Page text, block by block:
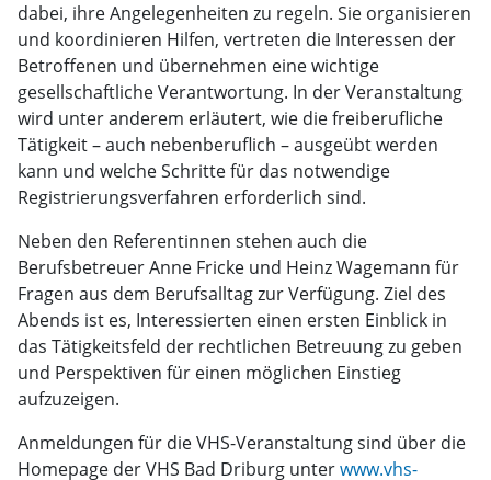
dabei, ihre Angelegenheiten zu regeln. Sie organisieren
und koordinieren Hilfen, vertreten die Interessen der
Betroffenen und übernehmen eine wichtige
gesellschaftliche Verantwortung. In der Veranstaltung
wird unter anderem erläutert, wie die freiberufliche
Tätigkeit – auch nebenberuflich – ausgeübt werden
kann und welche Schritte für das notwendige
Registrierungsverfahren erforderlich sind.
Neben den Referentinnen stehen auch die
Berufsbetreuer Anne Fricke und Heinz Wagemann für
Fragen aus dem Berufsalltag zur Verfügung. Ziel des
Abends ist es, Interessierten einen ersten Einblick in
das Tätigkeitsfeld der rechtlichen Betreuung zu geben
und Perspektiven für einen möglichen Einstieg
aufzuzeigen.
Anmeldungen für die VHS-Veranstaltung sind über die
Homepage der VHS Bad Driburg unterwww.vhs-